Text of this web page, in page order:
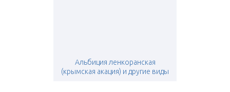
Альбиция ленкоранская
(крымская акация) и другие виды